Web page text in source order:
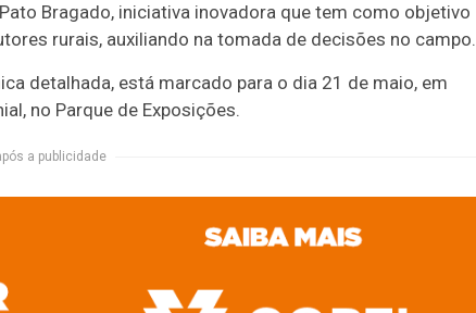
Bragado, iniciativa inovadora que tem como objetivo
rurais, auxiliando na tomada de decisões no campo.
detalhada, está marcado para o dia 21 de maio, em
no Parque de Exposições.
a publicidade